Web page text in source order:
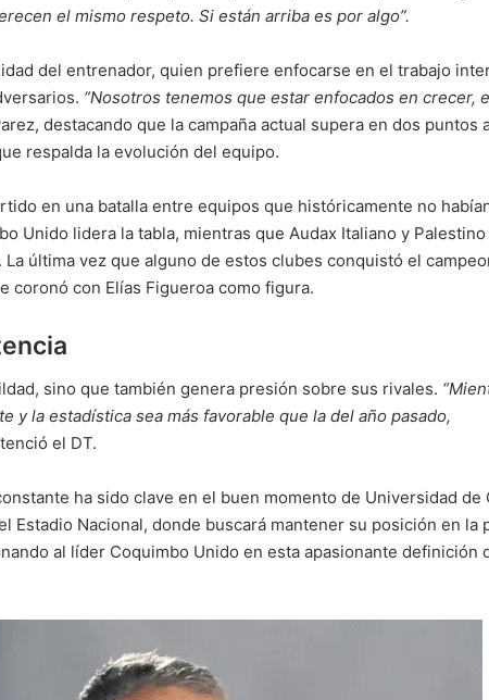
el mismo respeto. Si están arriba es por algo”.
del entrenador, quien prefiere enfocarse en el trabajo
“Nosotros tenemos que estar enfocados en crecer,
destacando que la campaña actual supera en dos puntos
respalda la evolución del equipo.
en una batalla entre equipos que históricamente no
Unido lidera la tabla, mientras que Audax Italiano y Palestino
última vez que alguno de estos clubes conquistó el
coronó con Elías Figueroa como figura.
sino que también genera presión sobre sus rivales.
y la estadística sea más favorable que la del año pasado,
el DT.
ha sido clave en el buen momento de Universidad de
Estadio Nacional, donde buscará mantener su posición en la
al líder Coquimbo Unido en esta apasionante definición